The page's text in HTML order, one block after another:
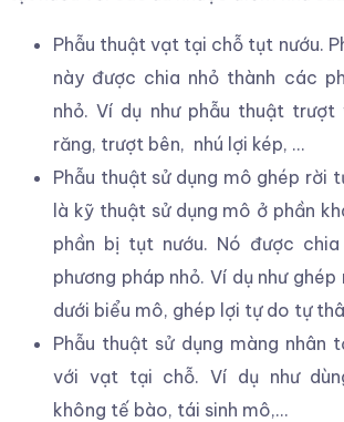
Phẫu thuật vạt tại chỗ tụt nướu.
này được chia nhỏ thành các
nhỏ. Ví dụ như phẫu thuật
răng, trượt bên, nhú lợi kép, …
Phẫu thuật sử dụng mô ghép rời
là kỹ thuật sử dụng mô ở phần
phần bị tụt nướu. Nó được
phương pháp nhỏ. Ví dụ như
dưới biểu mô, ghép lợi tự do tự
Phẫu thuật sử dụng màng nhân
với vạt tại chỗ. Ví dụ như
không tế bào, tái sinh mô,…